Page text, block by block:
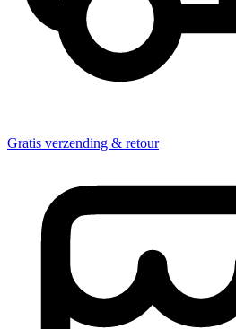
Gratis verzending & retour